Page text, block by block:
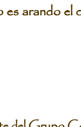
arando el